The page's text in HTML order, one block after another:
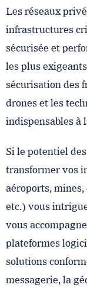
Les réseaux
infrastructures
sécurisée et
les plus
sécurisation des
drones et les
indispensables à
Si le potentiel
transformer vos
aéroports,
etc.) vous
vous
plateformes
solutions
messagerie, la